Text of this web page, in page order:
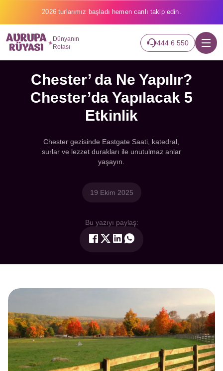
2026 turlarımız başladı hemen canlı takip edin.
Dünyanın
Rotası
444 6 550
Chester’ da Ne Yapılır?
Chester’da Yapılacak 5
Etkinlik
Chester gezisinde Eastgate Saati, katedral,
surlar ve lezzet durakları ile unutulmaz anlar
yaşayın.
19 Ekim 2025
Bu yazıyı paylaş: